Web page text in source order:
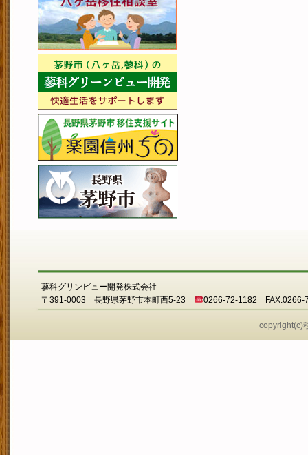
蓼科グリンビュー開発株式会社
〒391-0003 長野県茅野市本町西5-23
0266-72-1182 FAX.0266-
copyright(c)